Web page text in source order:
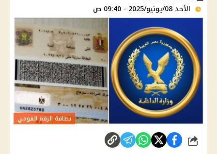
الأحد 08/يونيو/2025 - 09:40 ص
بطاقة الرقم القومي
شارك